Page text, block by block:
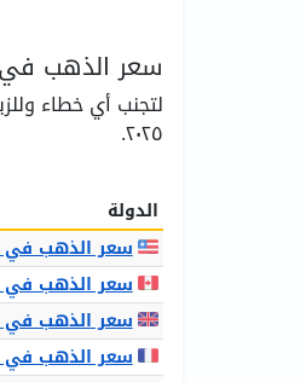
سعر الذهب في
٢٠٢٥.
الدولة
سعر الذهب في
سعر الذهب في
سعر الذهب في
سعر الذهب في